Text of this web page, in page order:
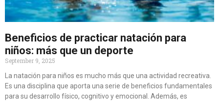
Beneficios de practicar natación para
niños: más que un deporte
September 9, 2025
La natación para niños es mucho más que una actividad recreativa.
Es una disciplina que aporta una serie de beneficios fundamentales
para su desarrollo físico, cognitivo y emocional. Además, es